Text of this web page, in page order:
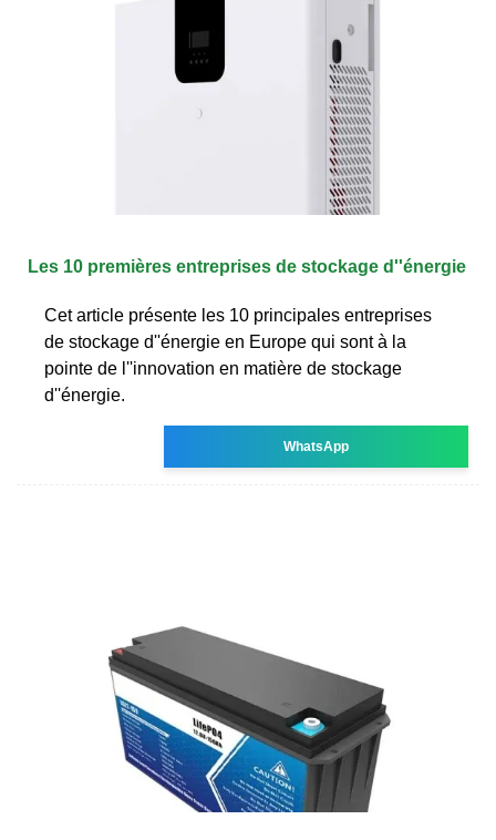
Les 10 premières entreprises de stockage d''énergie
Cet article présente les 10 principales entreprises
de stockage d''énergie en Europe qui sont à la
pointe de l''innovation en matière de stockage
d''énergie.
WhatsApp